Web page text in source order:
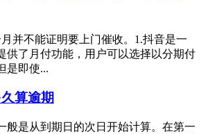
并不能证明要上门催收。1.抖音是一
供了月付功能，用户可以选择以分期付
是即使...
算逾期
般是从到期日的次日开始计算。在第一